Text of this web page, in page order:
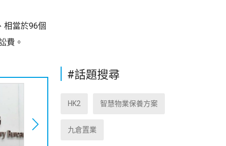
相當於96個
費。
#話題搜尋
HK2 智慧物業保養方案
九倉置業